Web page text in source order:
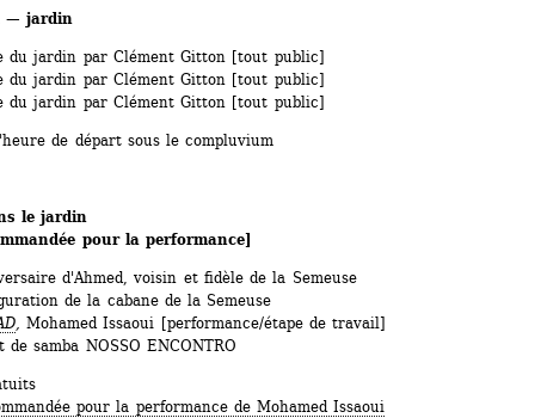
— jardin
du jardin par Clément Gitton [tout public]
du jardin par Clément Gitton [tout public]
du jardin par Clément Gitton [tout public]
de départ sous le compluvium
le jardin
pour la performance]
d'Ahmed, voisin et fidèle de la Semeuse
de la cabane de la Semeuse
, Mohamed Issaoui [performance/étape de travail]
de samba NOSSO ENCONTRO
pour la performance de Mohamed Issaoui